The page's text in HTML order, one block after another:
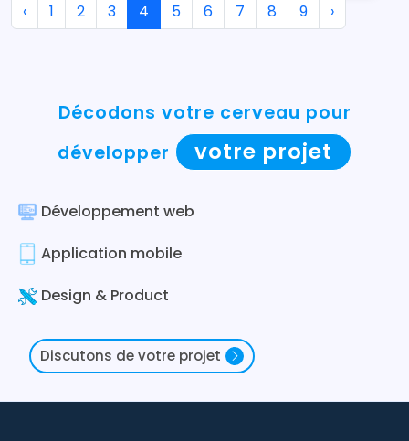
‹ 1 2 3 4 5 6 7 8 9 ›
Décodons votre cerveau pour
développer
votre projet
Développement web
Application mobile
Design & Product
Discutons de votre projet